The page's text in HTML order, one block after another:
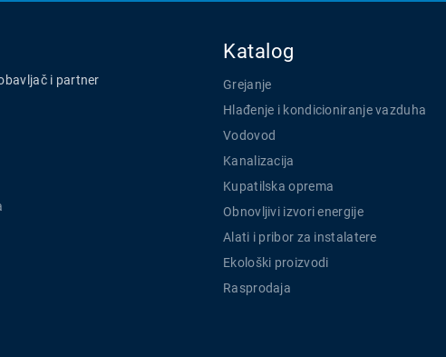
i partner
Katalog
Grejanje
Hlađenje i kondicioniranje vazduha
Vodovod
Kanalizacija
Kupatilska oprema
Obnovljivi izvori energije
Alati i pribor za instalatere
Ekološki proizvodi
Rasprodaja